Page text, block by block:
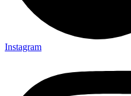
Instagram